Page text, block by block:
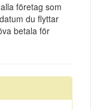
företag som
du flyttar
betala för